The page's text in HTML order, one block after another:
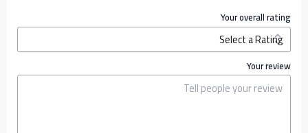
Your overall rating
Your review